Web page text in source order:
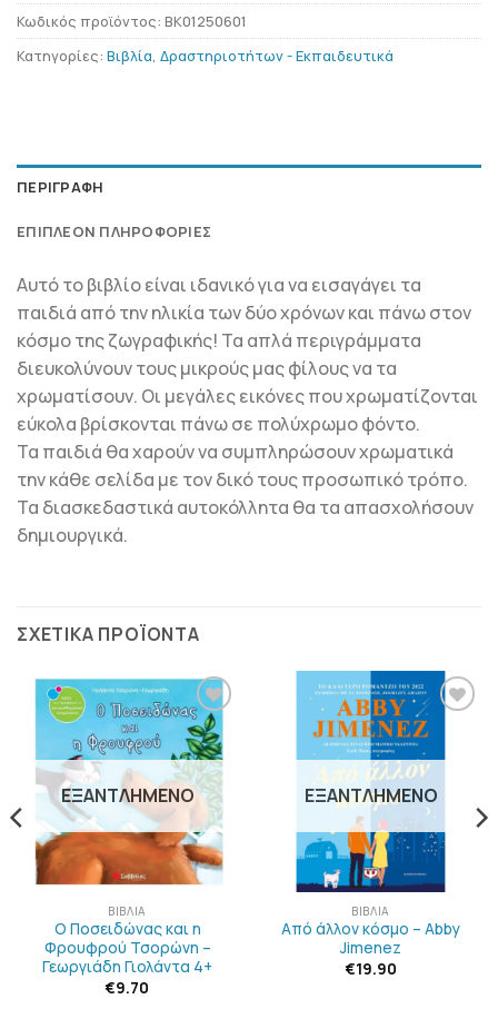
Κωδικός προϊόντος: BK01250601
Κατηγορίες: Βιβλία, Δραστηριοτήτων - Εκπαιδευτικά
ΠΕΡΙΓΡΑΦΉ
ΕΠΙΠΛΈΟΝ ΠΛΗΡΟΦΟΡΊΕΣ
Αυτό το βιβλίο είναι ιδανικό για να εισαγάγει τα
παιδιά από την ηλικία των δύο χρόνων και πάνω στον
κόσμο της ζωγραφικής! Τα απλά περιγράμματα
διευκολύνουν τους μικρούς μας φίλους να τα
χρωματίσουν. Οι μεγάλες εικόνες που χρωματίζονται
εύκολα βρίσκονται πάνω σε πολύχρωμο φόντο.
Τα παιδιά θα χαρούν να συμπληρώσουν χρωματικά
την κάθε σελίδα με τον δικό τους προσωπικό τρόπο.
Τα διασκεδαστικά αυτοκόλλητα θα τα απασχολήσουν
δημιουργικά.
ΣΧΕΤΙΚΆ ΠΡΟΪΌΝΤΑ
ΠΡΟΣΘΉΚΗ
ΣΤΗΝ
ΛΊΣΤΑ
ΕΠΙΘΥΜΙΏΝ
ΕΞΑΝΤΛΗΜΈΝΟ
ΒΙΒΛΊΑ
Ο Ποσειδώνας και η
Φρουφρού Τσορώνη –
Γεωργιάδη Γιολάντα 4+
€9.70
ΠΡΟΣΘΉΚΗ
ΣΤΗΝ
ΛΊΣΤΑ
ΕΠΙΘΥΜΙΏΝ
ΕΞΑΝΤΛΗΜΈΝΟ
ΒΙΒΛΊΑ
Από άλλον κόσμο – Abby
Jimenez
€19.90